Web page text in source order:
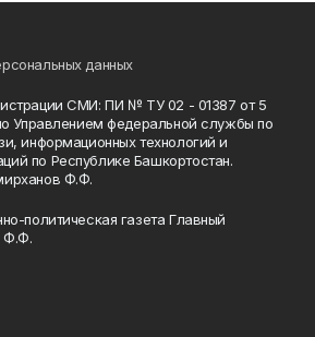
данных
СМИ: ПИ № ТУ 02 - 01387 от 5
Управлением федеральной службы по
информационных технологий и
по Республике Башкортостан.
Ф.Ф.
политическая газета Главный
Ф.Ф.